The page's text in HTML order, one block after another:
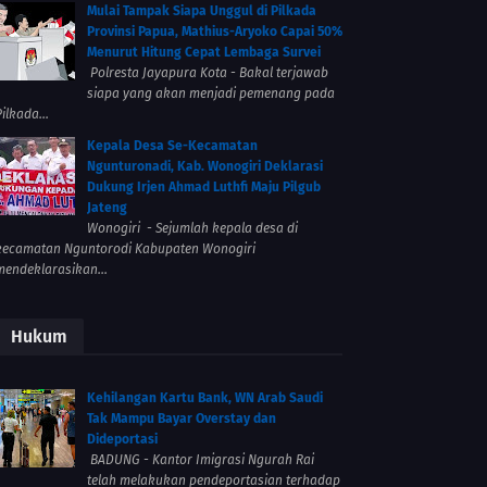
Mulai Tampak Siapa Unggul di Pilkada
Provinsi Papua, Mathius-Aryoko Capai 50%
Menurut Hitung Cepat Lembaga Survei
Polresta Jayapura Kota - Bakal terjawab
siapa yang akan menjadi pemenang pada
Kepala Desa Se-Kecamatan
Ngunturonadi, Kab. Wonogiri Deklarasi
Dukung Irjen Ahmad Luthfi Maju Pilgub
Jateng
Wonogiri - Sejumlah kepala desa di
Nguntorodi Kabupaten Wonogiri
Hukum
Kehilangan Kartu Bank, WN Arab Saudi
Tak Mampu Bayar Overstay dan
Dideportasi
BADUNG - Kantor Imigrasi Ngurah Rai
telah melakukan pendeportasian terhadap